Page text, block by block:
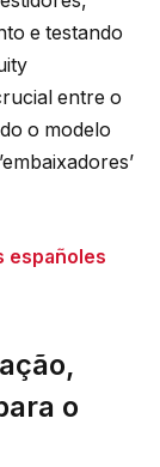
e testando
entre o
o modelo
españoles
o